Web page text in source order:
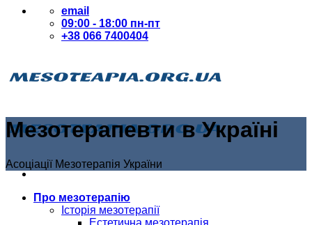
email
09:00 - 18:00 пн-пт
+38 066 7400404
Про мезотерапію
Історія мезотерапії
Естетична мезотерапія
Мезотерапевти в Україні
Асоціації Мезотерапія України